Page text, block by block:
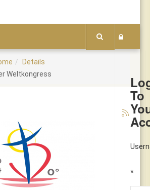
To
*
Details
Weltkongress